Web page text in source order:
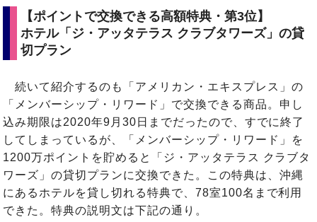
【ポイントで交換できる高額特典・第3位】
ホテル「ジ・アッタテラス クラブタワーズ」の貸
切プラン
続いて紹介するのも「アメリカン・エキスプレス」の
「メンバーシップ・リワード」で交換できる商品。申し
込み期限は2020年9月30日までだったので、すでに終了
してしまっているが、「メンバーシップ・リワード」を
1200万ポイントを貯めると「ジ・アッタテラス クラブタ
ワーズ」の貸切プランに交換できた。この特典は、沖縄
にあるホテルを貸し切れる特典で、78室100名まで利用
できた。特典の説明文は下記の通り。